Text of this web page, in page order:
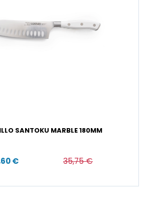
SANTOKU MARBLE 180MM
€ 35,75 €